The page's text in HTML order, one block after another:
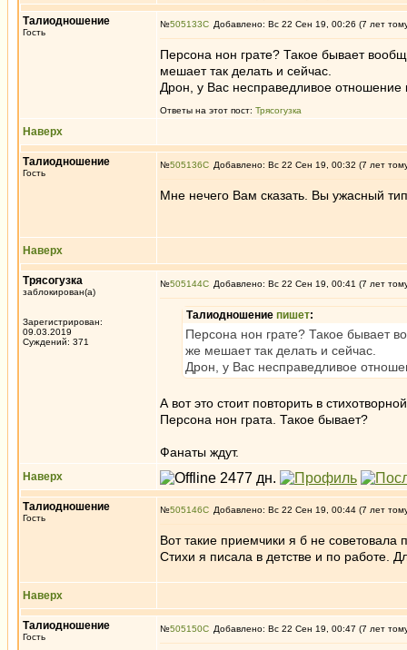
Талиодношение
Гость
№505133 Добавлено: Вс 22 Сен 19, 00:26 (7 лет
Персона нон грате? Такое бывает
мешает так делать и сейчас.
Дрон, у Вас несправедливое
Ответы на этот пост: Трясогузка
Наверх
Талиодношение
Гость
№505136 Добавлено: Вс 22 Сен 19, 00:32 (7 лет
Мне нечего Вам сказать. Вы ужасный
Наверх
Трясогузка
заблокирован(а)
Зарегистрирован:
09.03.2019
Суждений: 371
№505144 Добавлено: Вс 22 Сен 19, 00:41 (7 лет
Талиодношение пишет:
Персона нон грате? Такое бывает
же мешает так делать и сейчас.
Дрон, у Вас несправедливое
А вот это стоит повторить в
Персона нон грата. Такое бывает?
Фанаты ждут.
Наверх
Талиодношение
Гость
№505146 Добавлено: Вс 22 Сен 19, 00:44 (7 лет
Вот такие приемчики я б не советовала
Стихи я писала в детстве и по работе.
Наверх
Талиодношение
Гость
№505150 Добавлено: Вс 22 Сен 19, 00:47 (7 лет